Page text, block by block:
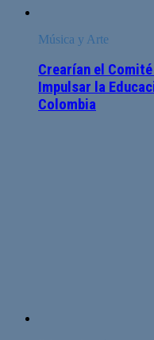
Música y Arte
Crearían el
Impulsar la
Colombia